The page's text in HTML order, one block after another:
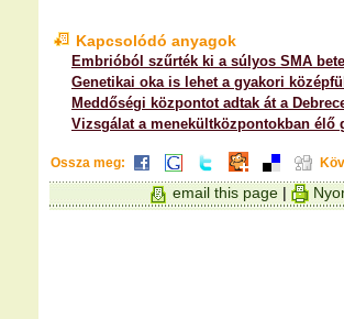
Kapcsolódó anyagok
Embrióból szűrték ki a súlyos SMA
Genetikai oka is lehet a gyakori
Meddőségi központot adtak át a
Vizsgálat a menekültközpontokban élő
Ossza meg:
email this page|